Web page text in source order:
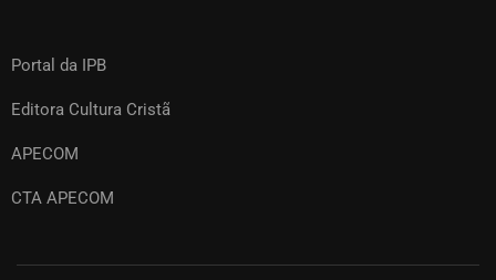
Portal da IPB
Editora Cultura Cristã
APECOM
CTA APECOM